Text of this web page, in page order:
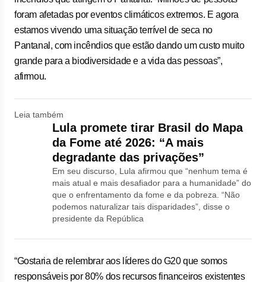
foram afetadas por eventos climáticos extremos. E agora
estamos vivendo uma situação terrível de seca no
Pantanal, com incêndios que estão dando um custo muito
grande para a biodiversidade e a vida das pessoas”,
afirmou.
Leia também
Lula promete tirar Brasil do Mapa
da Fome até 2026: “A mais
degradante das privações”
Em seu discurso, Lula afirmou que “nenhum tema é
mais atual e mais desafiador para a humanidade” do
que o enfrentamento da fome e da pobreza. “Não
podemos naturalizar tais disparidades”, disse o
presidente da República
“Gostaria de relembrar aos líderes do G20 que somos
responsáveis por 80% dos recursos financeiros existentes